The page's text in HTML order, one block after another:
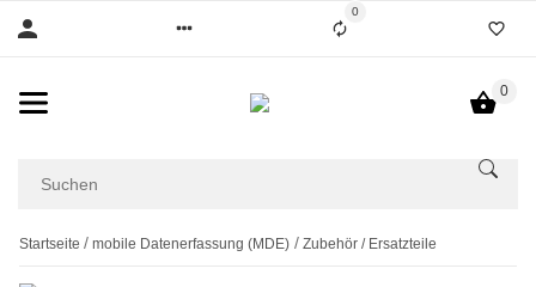
0
0
Startseite mobile Datenerfassung (MDE) Zubehör / Ersatzteile